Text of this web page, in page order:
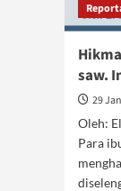
saw.
29
Oleh:
Para